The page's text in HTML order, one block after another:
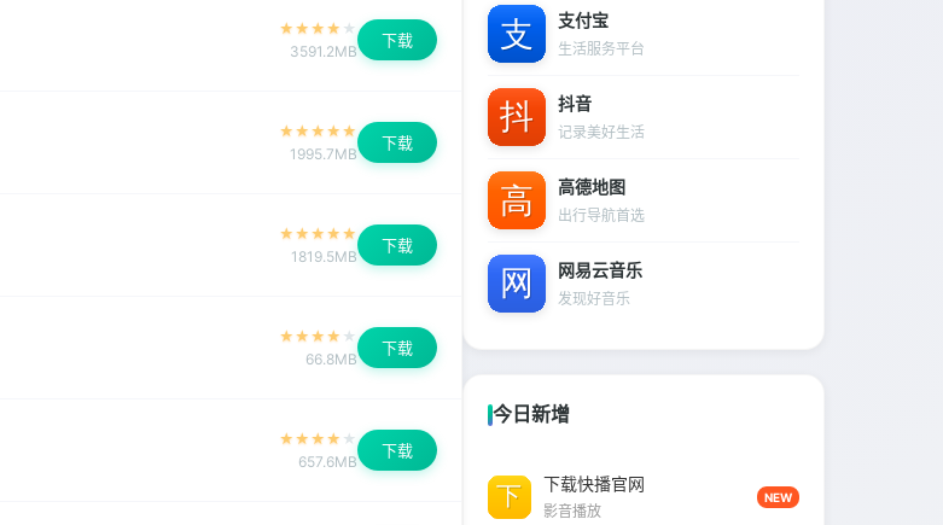
★ ★ ★ ★ ★
3591.2MB
下载
★ ★ ★ ★ ★
1995.7MB
下载
★ ★ ★ ★ ★
1819.5MB
下载
★ ★ ★ ★ ★
66.8MB
下载
★ ★ ★ ★ ★
657.6MB
下载
支付宝
生活服务平台
抖音
记录美好生活
高德地图
出行导航首选
网易云音乐
发现好音乐
今日新增
下载快播官网
影音播放
NEW